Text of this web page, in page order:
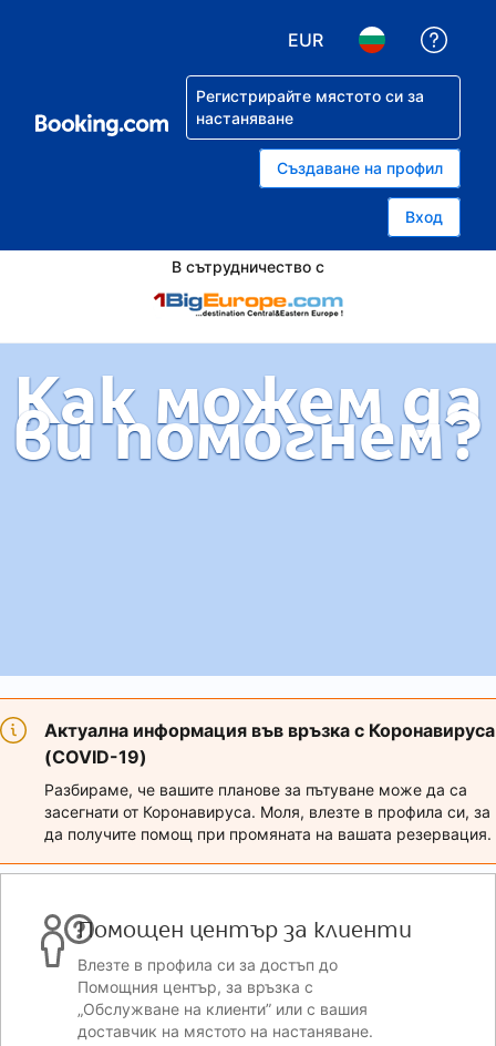
EUR
Регистрирайте мястото си за
настаняване
Създаване на профил
Вход
В сътрудничество с
Как можем да
ви помогнем?
Актуална информация във връзка с Коронавируса
(COVID-19)
Разбираме, че вашите планове за пътуване може да са
засегнати от Коронавируса. Моля, влезте в профила си, за
да получите помощ при промяната на вашата резервация.
Помощен център за клиенти
Влезте в профила си за достъп до
Помощния център, за връзка с
„Обслужване на клиенти” или с вашия
доставчик на мястото на настаняване.